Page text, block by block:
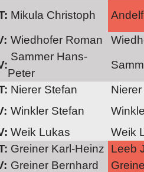
Mikula Christoph
Wiedhofer Roman
Sammer Hans-
Peter
Nierer Stefan
Winkler Stefan
Weik Lukas
Weik
Greiner Karl-Heinz
Leeb
Greiner Bernhard